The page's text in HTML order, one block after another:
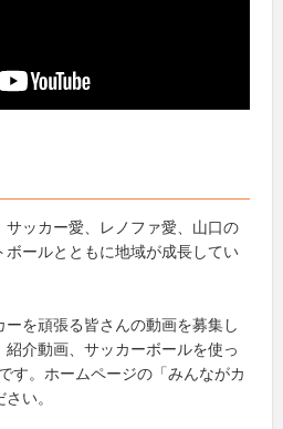
ッカー愛、レノファ愛、山口の
ールとともに地域が成長してい
を頑張る皆さんの動画を募集し
介動画、サッカーボールを使っ
す。ホームページの「みんながカ
い。